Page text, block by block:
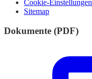
Cookie-Einstellungen
Sitemap
Dokumente (PDF)